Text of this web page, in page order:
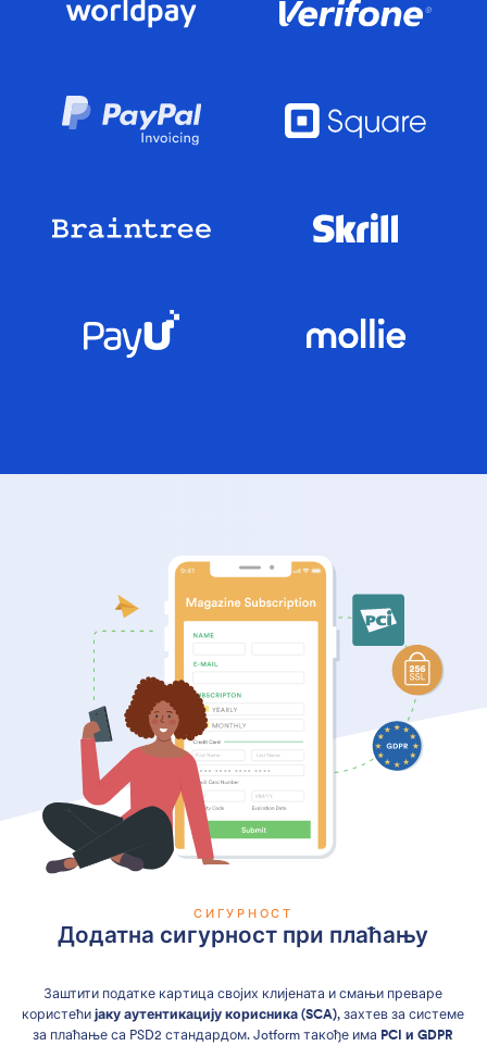
СИГУРНОСТ
Додатна сигурност при плаћању
Заштити податке картица својих клијената и смањи преваре
користећијаку аутентикацију корисника (SCA), захтев за системе
за плаћање са PSD2 стандардом. Jotform такође има PCI и GDPR